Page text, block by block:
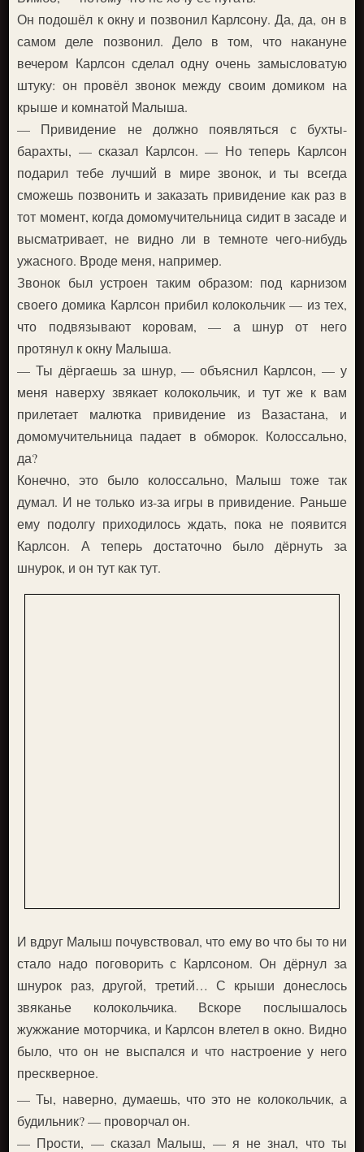
Он подошёл к окну и позвонил Карлсону. Да, да, он в
самом деле позвонил. Дело в том, что накануне
вечером Карлсон сделал одну очень замысловатую
штуку: он провёл звонок между своим домиком на
крыше и комнатой Малыша.
— Привидение не должно появляться с бухты-
барахты, — сказал Карлсон. — Но теперь Карлсон
подарил тебе лучший в мире звонок, и ты всегда
сможешь позвонить и заказать привидение как раз в
тот момент, когда домомучительница сидит в засаде и
высматривает, не видно ли в темноте чего-нибудь
ужасного. Вроде меня, например.
Звонок был устроен таким образом: под карнизом
своего домика Карлсон прибил колокольчик — из тех,
что подвязывают коровам, — а шнур от него
протянул к окну Малыша.
— Ты дёргаешь за шнур, — объяснил Карлсон, — у
меня наверху звякает колокольчик, и тут же к вам
прилетает малютка привидение из Вазастана, и
домомучительница падает в обморок. Колоссально,
да?
Конечно, это было колоссально, Малыш тоже так
думал. И не только из-за игры в привидение. Раньше
ему подолгу приходилось ждать, пока не появится
Карлсон. А теперь достаточно было дёрнуть за
шнурок, и он тут как тут.
И вдруг Малыш почувствовал, что ему во что бы то ни
стало надо поговорить с Карлсоном. Он дёрнул за
шнурок раз, другой, третий… С крыши донеслось
звяканье колокольчика. Вскоре послышалось
жужжание моторчика, и Карлсон влетел в окно. Видно
было, что он не выспался и что настроение у него
прескверное.
— Ты, наверно, думаешь, что это не колокольчик, а
будильник? — проворчал он.
— Прости, — сказал Малыш, — я не знал, что ты